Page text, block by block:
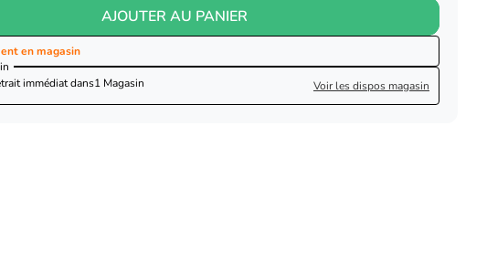
AJOUTER AU PANIER
en magasin
immédiat dans1 Magasin Voir les dispos magasin